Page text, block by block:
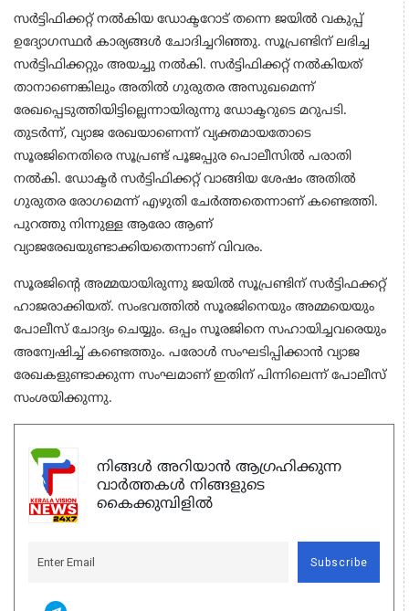
സർട്ടിഫിക്കറ്റ് നൽകിയ ഡോക്ടറോട് തന്നെ ജയിൽ വകുപ്പ്
ഉദ്യോഗസ്ഥർ കാര്യങ്ങൾ ചോദിച്ചറിഞ്ഞു. സൂപ്രണ്ടിന് ലഭിച്ച
സർട്ടിഫിക്കറ്റും അയച്ചു നൽകി. സർട്ടിഫിക്കറ്റ് നൽകിയത്
താനാണെങ്കിലും അതിൽ ഗുരുതര അസുഖമെന്ന്
രേഖപ്പെടുത്തിയിട്ടില്ലെന്നായിരുന്നു ഡോക്ടറുടെ മറുപടി.
തുടർന്ന്, വ്യാജ രേഖയാണെന്ന് വ്യക്തമായതോടെ
സൂരജിനെതിരെ സൂപ്രണ്ട് പൂജപ്പുര പൊലീസിൽ പരാതി
നൽകി. ഡോക്ടർ സർട്ടിഫിക്കറ്റ് വാങ്ങിയ ശേഷം അതിൽ
ഗുരുതര രോഗമെന്ന് എഴുതി ചേർത്തതെന്നാണ് കണ്ടെത്തി.
പുറത്തു നിന്നുള്ള ആരോ ആണ്
വ്യാജരേഖയുണ്ടാക്കിയതെന്നാണ് വിവരം.
സൂരജിന്റെ അമ്മയായിരുന്നു ജയിൽ സൂപ്രണ്ടിന് സർട്ടിഫക്കറ്റ്
ഹാജരാക്കിയത്. സംഭവത്തിൽ സൂരജിനെയും അമ്മയെയും
പോലീസ് ചോദ്യം ചെയ്യും. ഒപ്പം സൂരജിനെ സഹായിച്ചവരെയും
അന്വേഷിച്ച് കണ്ടെത്തും. പരോള്‍ സംഘടിപ്പിക്കാൻ വ്യാജ
രേഖകളുണ്ടാക്കുന്ന സംഘമാണ് ഇതിന് പിന്നിലെന്ന് പോലീസ്
സംശയിക്കുന്നു.
നിങ്ങൾ അറിയാൻ ആഗ്രഹിക്കുന്ന
വാർത്തകൾ നിങ്ങളുടെ
കൈക്കുമ്പിളിൽ
Subscribe